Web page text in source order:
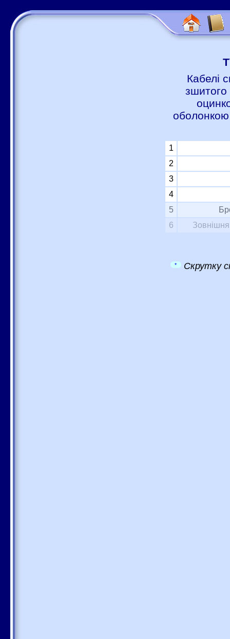
Кабелі
зшитого
оболонкою
1
2
3
4
5
6
* Скрутку